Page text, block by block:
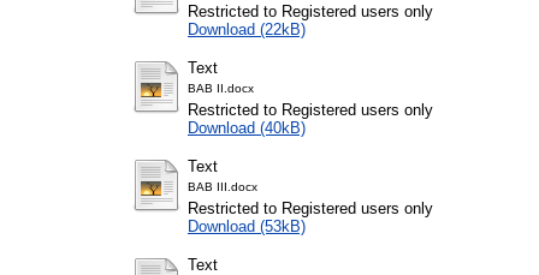
Restricted to Registered users only
Download (22kB)
Text
BAB II.docx
Restricted to Registered users only
Download (40kB)
Text
BAB III.docx
Restricted to Registered users only
Download (53kB)
Text